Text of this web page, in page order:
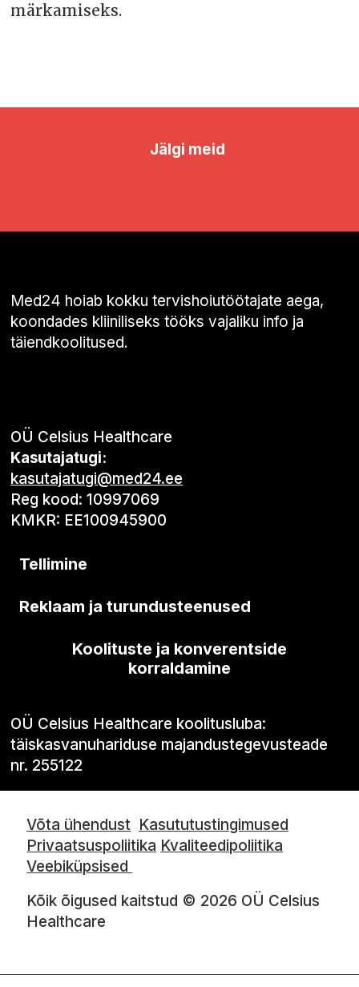
märkamiseks.
Jälgi meid
Med24 hoiab kokku tervishoiutöötajate aega,
koondades kliiniliseks tööks vajaliku info ja
täiendkoolitused.
OÜ Celsius Healthcare
Kasutajatugi:
kasutajatugi@med24.ee
Reg kood: 10997069
KMKR: EE100945900
Tellimine
Reklaam ja turundusteenused
Koolituste ja konverentside
korraldamine
OÜ Celsius Healthcare koolitusluba:
täiskasvanuhariduse majandustegevusteade
nr. 255122
Võta ühendust Kasututustingimused
Privaatsuspoliitika Kvaliteedipoliitika
Veebiküpsised
Kõik õigused kaitstud © 2026 OÜ Celsius
Healthcare